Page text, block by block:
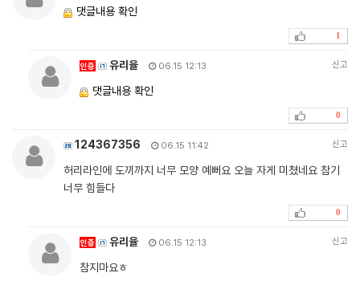
댓글내용 확인
1
인증 유리율 06.15 12:13 신고
댓글내용 확인
0
124367356 06.15 11:42 신고
허리라인에 도끼까지 너무 모양 예뻐요 오늘 자게 미쳤네요 참기
너무 힘들다
0
인증 유리율 06.15 12:13 신고
참지마요ㅎ